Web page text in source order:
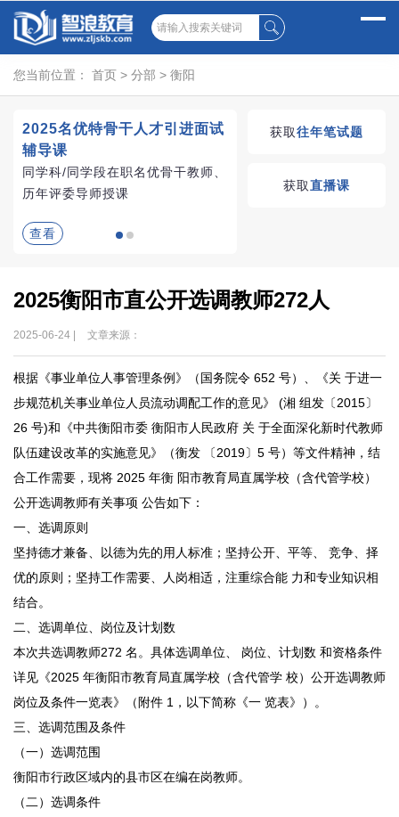
您当前位置： 首页 > 分部 > 衡阳
2025名优特骨干人才引进面试
辅导课
同学科/同学段在职名优骨干教师、
历年评委导师授课
查看
湖南教师招聘考试优
获取往年笔试题
获取直播课
2025衡阳市直公开选调教师272人
2025-06-24 | 文章来源：
根据《事业单位人事管理条例》（国务院令 652 号）、《关 于进一
步规范机关事业单位人员流动调配工作的意见》 (湘 组发〔2015〕
26 号)和《中共衡阳市委 衡阳市人民政府 关 于全面深化新时代教师
队伍建设改革的实施意见》（衡发 〔2019〕5 号）等文件精神，结
合工作需要，现将 2025 年衡 阳市教育局直属学校（含代管学校）
公开选调教师有关事项 公告如下：
一、选调原则
坚持德才兼备、以德为先的用人标准；坚持公开、平等、 竞争、择
优的原则；坚持工作需要、人岗相适，注重综合能 力和专业知识相
结合。
二、选调单位、岗位及计划数
本次共选调教师272 名。具体选调单位、 岗位、计划数 和资格条件
详见《2025 年衡阳市教育局直属学校（含代管学 校）公开选调教师
岗位及条件一览表》（附件 1，以下简称《一 览表》）。
三、选调范围及条件
（一）选调范围
衡阳市行政区域内的县市区在编在岗教师。
（二）选调条件